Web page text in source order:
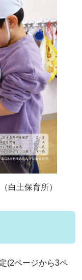
白土保育所）
(2ページから3ペ